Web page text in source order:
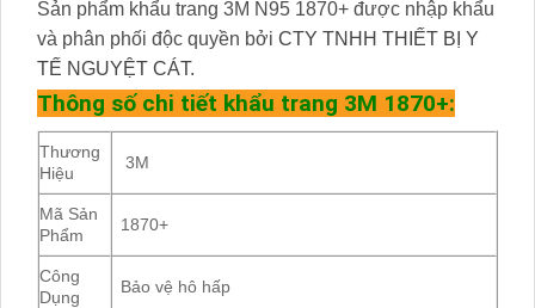
Sản phẩm khẩu trang 3M N95 1870+ được nhập khẩu
và phân phối độc quyền bởi CTY TNHH THIẾT BỊ Y
TẾ NGUYỆT CÁT.
Thông số chi tiết khẩu trang 3M 1870+:
Thương
Hiệu
3M
Mã Sản
Phẩm
1870+
Công
Dụng
Bảo vệ hô hấp